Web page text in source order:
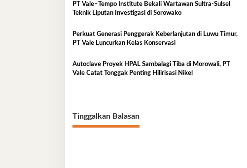
PT Vale–Tempo Institute Bekali Wartawan Sultra-Sulsel
Teknik Liputan Investigasi di Sorowako
Perkuat Generasi Penggerak Keberlanjutan di Luwu Timur,
PT Vale Luncurkan Kelas Konservasi
Autoclave Proyek HPAL Sambalagi Tiba di Morowali, PT
Vale Catat Tonggak Penting Hilirisasi Nikel
Tinggalkan Balasan